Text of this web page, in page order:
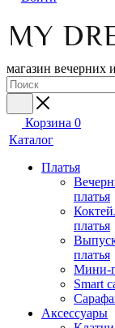
магазин вечерних
Корзина 0
Каталог
Платья
платья
платья
платья
Мини-
Smart
Аксессуары